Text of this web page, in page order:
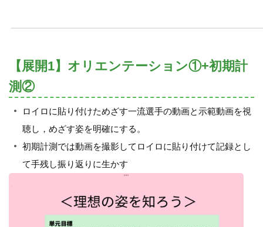
【展開1】オリエンテーション①+初期計
測②
ロイロに貼り付けためざす一流選手の動画と示範動画を視
聴し，めざす姿を明確にする。
初期計測では動画を撮影してロイロに貼り付けて記録とし
て手残し振り返りに生かす